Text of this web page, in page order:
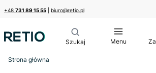
+48 731 89 15 55 biuro@retio.pl
Menu
Strona główna